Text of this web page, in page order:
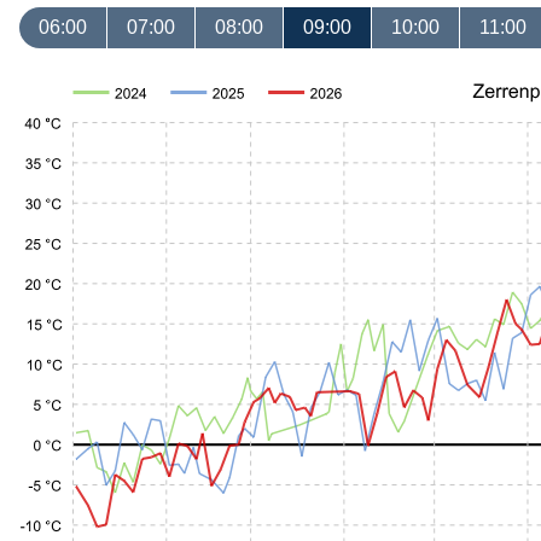
06:00 07:00 08:00 09:00 10:00 11:00